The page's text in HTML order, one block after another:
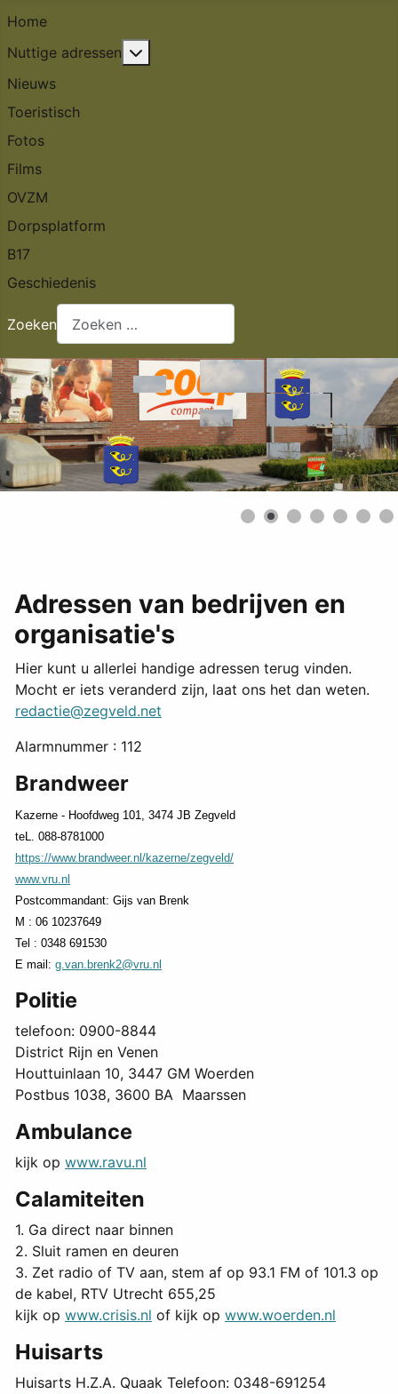
Home
Nuttige adressen
Nieuws
Toeristisch
Fotos
Films
OVZM
Dorpsplatform
B17
Geschiedenis
Zoeken
Adressen van bedrijven en
organisatie's
Hier kunt u allerlei handige adressen terug vinden.
Mocht er iets veranderd zijn, laat ons het dan weten.
redactie@zegveld.net
Alarmnummer : 112
Brandweer
Kazerne - Hoofdweg 101, 3474 JB Zegveld
teL. 088-8781000
https://www.brandweer.nl/kazerne/zegveld/
www.vru.nl
Postcommandant: Gijs van Brenk
M : 06 10237649
Tel : 0348 691530
E mail: g.van.brenk2@vru.nl
Politie
telefoon: 0900-8844
District Rijn en Venen
Houttuinlaan 10, 3447 GM Woerden
Postbus 1038, 3600 BA Maarssen
Ambulance
kijk op www.ravu.nl
Calamiteiten
1. Ga direct naar binnen
2. Sluit ramen en deuren
3. Zet radio of TV aan, stem af op 93.1 FM of 101.3 op
de kabel, RTV Utrecht 655,25
kijk op www.crisis.nl of kijk op www.woerden.nl
Huisarts
Huisarts H.Z.A. Quaak Telefoon: 0348-691254